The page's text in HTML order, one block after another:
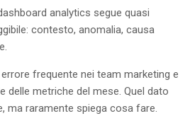
analytics segue quasi
contesto, anomalia, causa
frequente nei team marketing e
delle metriche del mese. Quel dato
ma raramente spiega cosa fare.